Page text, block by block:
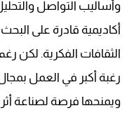
وأساليب التواصل
أكاديمية قادرة على
الثقافات الفكرية. لكن
رغبة أكبر في العمل
ويمنحها فرصة لصناعة